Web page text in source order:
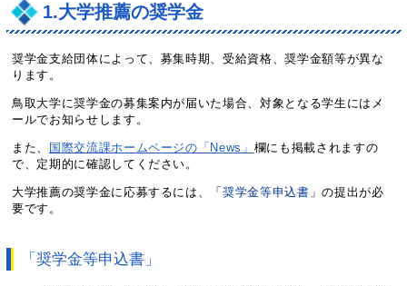
1.大学推薦の奨学金
奨学金支給団体によって、募集時期、受給資格、奨学金額等が異な
ります。
鳥取大学に奨学金の募集案内が届いた場合、対象となる学生にはメ
ールでお知らせします。
また、 国際交流課ホームページの「News」 欄にも掲載されますの
で、定期的に確認してください。
大学推薦の奨学金に応募するには、「奨学金等申込書 」の提出が必
要です。
「奨学金等申込書」